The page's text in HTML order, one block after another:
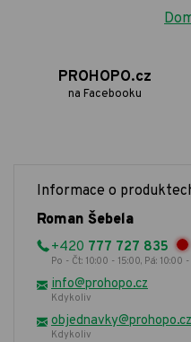
PROHOPO.cz
na Facebooku
Informace o
Roman Šebela
+420 777 727 835
Po - Čt: 10:00 - 15:00, Pá: 10:00
info@prohopo.cz
Kdykoliv
objednavky@prohopo.cz
Kdykoliv